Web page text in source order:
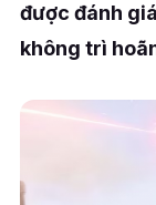
được đánh
không trì